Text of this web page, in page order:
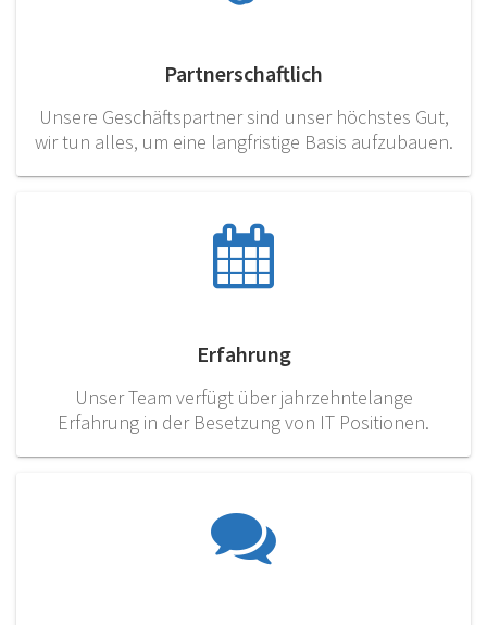
Partnerschaftlich
Unsere Geschäftspartner sind unser höchstes Gut,
wir tun alles, um eine langfristige Basis aufzubauen.
Erfahrung
Unser Team verfügt über jahrzehntelange
Erfahrung in der Besetzung von IT Positionen.